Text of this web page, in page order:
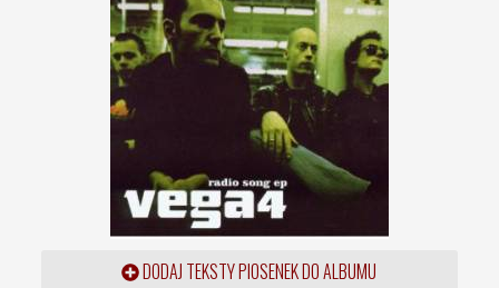
DODAJ TEKSTY PIOSENEK DO ALBUMU